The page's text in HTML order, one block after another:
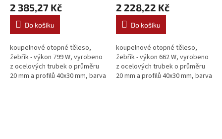
2 385,27 Kč
Do košíku
koupelnové otopné těleso,
žebřík - výkon 799 W, vyrobeno
z ocelových trubek o průměru
20 mm a profilů 40x30 mm, barva
bílá
2 228,22 Kč
Do košíku
koupelnové otopné těleso,
žebřík - výkon 662 W, vyrobeno
z ocelových trubek o průměru
20 mm a profilů 40x30 mm, barva
bílá